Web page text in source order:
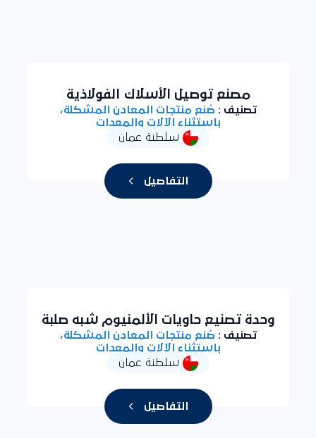
مصنع توصيل الأسلاك الفولاذية
تصنيف : صُنع منتجات المعادن المشكلة،
باستثناء الآلات والمعدات
سلطنة عمان
التفاصيل
وحدة تصنيع حاويات الألمنيوم شبه صلبة
تصنيف : صُنع منتجات المعادن المشكلة،
باستثناء الآلات والمعدات
سلطنة عمان
التفاصيل